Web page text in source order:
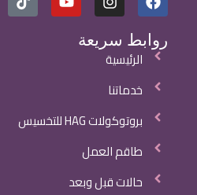
روابط سريعة
الرئيسية
خدماتنا
بروتوكولات HAG للتخسيس
طاقم العمل
حالات قبل وبعد